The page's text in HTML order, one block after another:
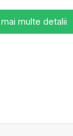
multe detalii